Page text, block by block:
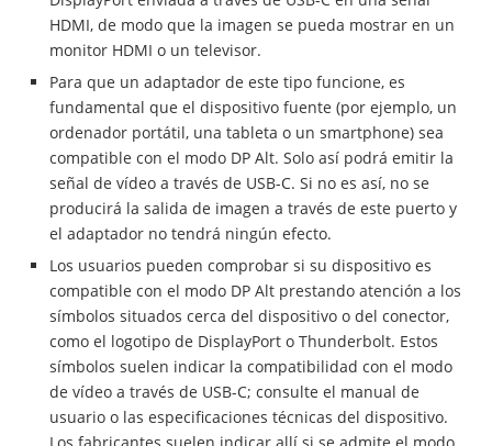
HDMI, de modo que la imagen se pueda mostrar en un
monitor HDMI o un televisor.
Para que un adaptador de este tipo funcione, es
fundamental que el dispositivo fuente (por ejemplo, un
ordenador portátil, una tableta o un smartphone) sea
compatible con el modo DP Alt. Solo así podrá emitir la
señal de vídeo a través de USB-C. Si no es así, no se
producirá la salida de imagen a través de este puerto y
el adaptador no tendrá ningún efecto.
Los usuarios pueden comprobar si su dispositivo es
compatible con el modo DP Alt prestando atención a los
símbolos situados cerca del dispositivo o del conector,
como el logotipo de DisplayPort o Thunderbolt. Estos
símbolos suelen indicar la compatibilidad con el modo
de vídeo a través de USB-C; consulte el manual de
usuario o las especificaciones técnicas del dispositivo.
Los fabricantes suelen indicar allí si se admite el modo